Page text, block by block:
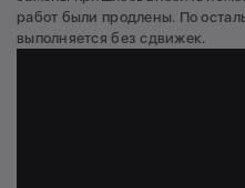
работ были продлены. По
выполняется без сдвижек.